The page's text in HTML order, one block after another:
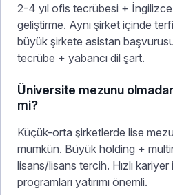
2-4 yıl ofis tecrübesi +
geliştirme. Aynı şirket içinde terfi
büyük şirkete asistan
tecrübe + yabancı dil şart.
Üniversite mezunu
mi?
Küçük-orta şirketlerde lise
mümkün. Büyük holding +
lisans/lisans tercih. Hızlı
programları yatırımı önemli.